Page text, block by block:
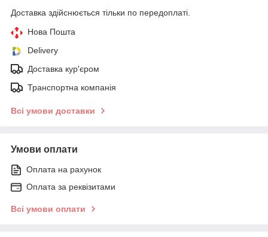
Доставка здійснюється тільки по передоплаті.
Нова Пошта
Delivery
Доставка кур'єром
Транспортна компанія
Всі умови доставки
Умови оплати
Оплата на рахунок
Оплата за реквізитами
Всі умови оплати